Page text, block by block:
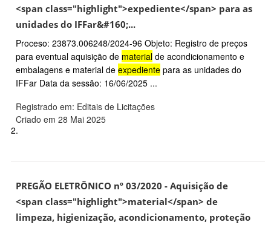
<span class="highlight">expediente</span> para as
unidades do IFFar&#160;...
Proceso: 23873.006248/2024-96 Objeto: Registro de preços
para eventual aquisição de material de acondicionamento e
embalagens e material de expediente para as unidades do
IFFar Data da sessão: 16/06/2025 ...
Registrado em: Editais de Licitações
Criado em 28 Mai 2025
2.
PREGÃO ELETRÔNICO nº 03/2020 - Aquisição de
<span class="highlight">material</span> de
limpeza, higienização, acondicionamento, proteção